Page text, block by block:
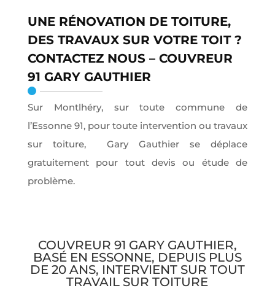
UNE RÉNOVATION DE TOITURE,
DES TRAVAUX SUR VOTRE TOIT ?
CONTACTEZ NOUS – COUVREUR
91 GARY GAUTHIER
Sur Montlhéry, sur toute commune de
l’Essonne 91, pour toute intervention ou travaux
sur toiture, Gary Gauthier se déplace
gratuitement pour tout devis ou étude de
problème.
COUVREUR 91 GARY GAUTHIER,
BASÉ EN ESSONNE, DEPUIS PLUS
DE 20 ANS, INTERVIENT SUR TOUT
TRAVAIL SUR TOITURE